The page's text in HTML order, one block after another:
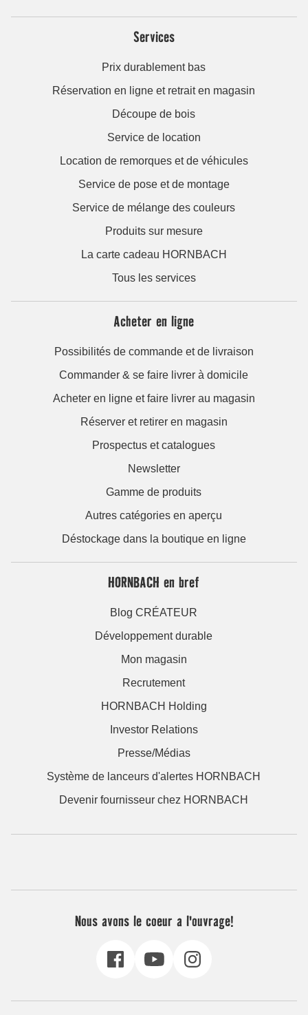
Services
Prix durablement bas
Réservation en ligne et retrait en magasin
Découpe de bois
Service de location
Location de remorques et de véhicules
Service de pose et de montage
Service de mélange des couleurs
Produits sur mesure
La carte cadeau HORNBACH
Tous les services
Acheter en ligne
Possibilités de commande et de livraison
Commander & se faire livrer à domicile
Acheter en ligne et faire livrer au magasin
Réserver et retirer en magasin
Prospectus et catalogues
Newsletter
Gamme de produits
Autres catégories en aperçu
Déstockage dans la boutique en ligne
HORNBACH en bref
Blog CRÉATEUR
Développement durable
Mon magasin
Recrutement
HORNBACH Holding
Investor Relations
Presse/Médias
Système de lanceurs d'alertes HORNBACH
Devenir fournisseur chez HORNBACH
Nous avons le coeur a l'ouvrage!